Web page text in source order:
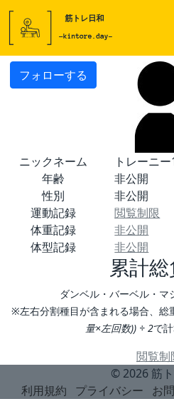
フォローする
ニックネーム
トレーニ
年齢
非公開
性別
非公開
運動記録
閲覧制限
体重記録
非公開
体型記録
非公開
累計
ダンベル・バーベル・マ
※左右分割種目が含まれる場合、総
量×左回数)) ÷ 2で
閲覧制
© 2026 筋
利用規約
プライバシー お